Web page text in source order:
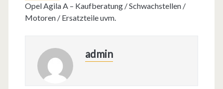
Opel Agila A – Kaufberatung / Schwachstellen /
Motoren / Ersatzteile uvm.
admin